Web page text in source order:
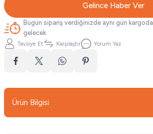
Gelince Haber Ver
Bugün sipariş verdiğinizde aynı gün
gelecek
Tavsiye Et Karşılaştır Yorum Yaz
Ürün Bilgisi